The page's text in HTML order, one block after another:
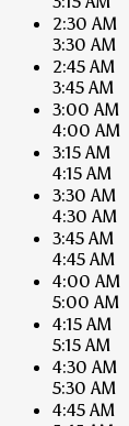
2:30 AM
3:30 AM
2:45 AM
3:45 AM
3:00 AM
4:00 AM
3:15 AM
4:15 AM
3:30 AM
4:30 AM
3:45 AM
4:45 AM
4:00 AM
5:00 AM
4:15 AM
5:15 AM
4:30 AM
5:30 AM
4:45 AM